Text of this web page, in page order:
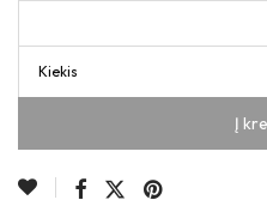
Kiekis
Į